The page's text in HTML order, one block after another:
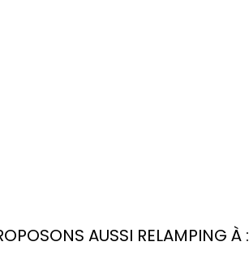
AUSSI RELAMPING À :